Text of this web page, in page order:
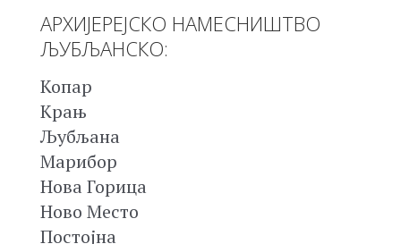
АРХИЈЕРЕЈСКО НАМЕСНИШТВО
ЉУБЉАНСКО:
Копар
Крањ
Љубљана
Марибор
Нова Горица
Ново Место
Постојна